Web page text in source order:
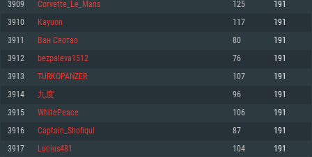
Processeur: Dual-Core 2.2 GHz
Mémoire: 4 GB
Carte graphique supportant DirectX 11: AMD Radeon 77XX / NVIDIA
GeForce GTX 660. La résolution minimale supportée par le jeu est de 720p
Connection: Connexion Internet à haut débit
Disque dur: 23.1 Go (client minimal)
Recommandée
Processeur: Core i5, minimum 2.2GHz (Les processeurs Intel Xeon ne sont
pas supportés)
Mémoire: 6 GB
Carte graphique: Intel Iris Pro 5200 (Mac), ou analogue AMD/Nvidia. La
résolution minimale supportée par le jeu est de 720p.
Connection: Connexion Internet à haut débit
Disque dur: 62,2 Go (client minimal)
Recommandée
OS: Mac OS Big Sur 11.0 ou plus récent
Processeur: Dual-Core 2.4 GHz
Mémoire: 4 GB
Carte graphique: NVIDIA 660 avec les derniers drivers (moins de 6 mois) /
de même pour AMD (La résolution minimale supportée par le jeu est de
720p)
Connection: Connexion Internet à haut débit
Disque dur: 62,2 Go (client minimal)
Recommandée
OS: Ubuntu 20.04 64bit
3909 Corvette_Le_Mans 125 191
3910 Kayuon 117 191
3911 Ван Сяотao 80 191
3912 bezpaleva1512 76 191
3913 TURKOPANZER 107 191
3914 九度 96 191
3915 WhitePeace 106 191
3916 Captain_Shofiqul 87 191
3917 Lucius481 104 191